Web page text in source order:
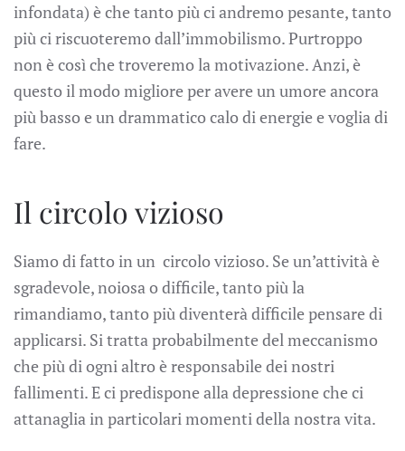
infondata) è che tanto più ci andremo pesante, tanto
più ci riscuoteremo dall’immobilismo. Purtroppo
non è così che troveremo la motivazione. Anzi, è
questo il modo migliore per avere un umore ancora
più basso e un drammatico calo di energie e voglia di
fare.
Il circolo vizioso
Siamo di fatto in un circolo vizioso. Se un’attività è
sgradevole, noiosa o difficile, tanto più la
rimandiamo, tanto più diventerà difficile pensare di
applicarsi. Si tratta probabilmente del meccanismo
che più di ogni altro è responsabile dei nostri
fallimenti. E ci predispone alla depressione che ci
attanaglia in particolari momenti della nostra vita.